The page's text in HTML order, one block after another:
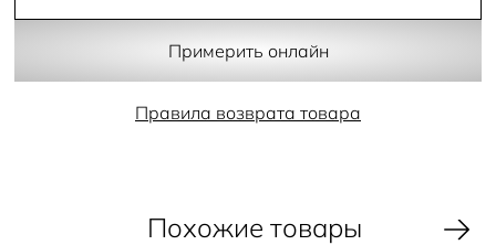
Примерить онлайн
Правила возврата товара
Похожие товары